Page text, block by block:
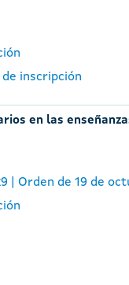
de inscripción
en las
| Orden de 19 de